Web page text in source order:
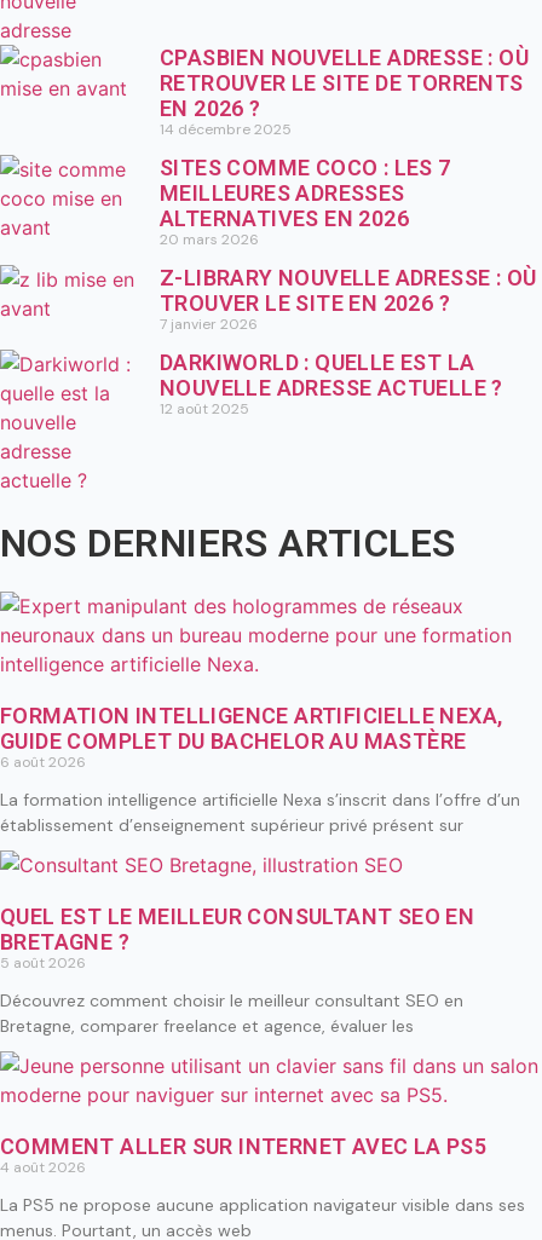
CPASBIEN NOUVELLE ADRESSE : OÙ
RETROUVER LE SITE DE TORRENTS
EN 2026 ?
14 décembre 2025
SITES COMME COCO : LES 7
MEILLEURES ADRESSES
ALTERNATIVES EN 2026
20 mars 2026
Z-LIBRARY NOUVELLE ADRESSE : OÙ
TROUVER LE SITE EN 2026 ?
7 janvier 2026
DARKIWORLD : QUELLE EST LA
NOUVELLE ADRESSE ACTUELLE ?
12 août 2025
NOS DERNIERS ARTICLES
FORMATION INTELLIGENCE ARTIFICIELLE NEXA,
GUIDE COMPLET DU BACHELOR AU MASTÈRE
6 août 2026
La formation intelligence artificielle Nexa s’inscrit dans l’offre d’un
établissement d’enseignement supérieur privé présent sur
QUEL EST LE MEILLEUR CONSULTANT SEO EN
BRETAGNE ?
5 août 2026
Découvrez comment choisir le meilleur consultant SEO en
Bretagne, comparer freelance et agence, évaluer les
COMMENT ALLER SUR INTERNET AVEC LA PS5
4 août 2026
La PS5 ne propose aucune application navigateur visible dans ses
menus. Pourtant, un accès web